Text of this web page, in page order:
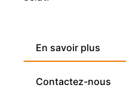
En savoir plus
Contactez-nous